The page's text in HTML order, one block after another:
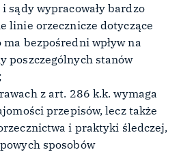
sądy wypracowały bardzo
linie orzecznicze dotyczące
ma bezpośredni wpływ na
poszczególnych stanów
z art. 286 k.k. wymaga
przepisów, lecz także
i praktyki śledczej,
sposobów